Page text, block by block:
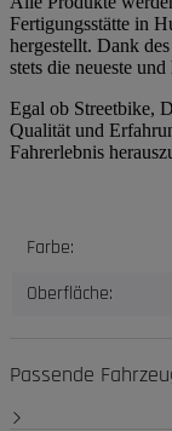
Fertigungsstätte in
hergestellt. Dank
stets die neueste
Egal ob Streetbike,
Qualität und
Fahrerlebnis
Wert
Farbe:
Oberfläche:
Passende